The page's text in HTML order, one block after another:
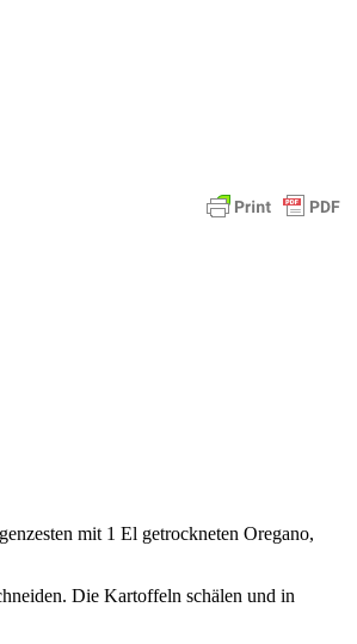
mit 1 El getrockneten Oregano,
Die Kartoffeln schälen und in